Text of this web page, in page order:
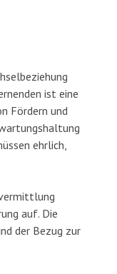
ist eine
Fördern und
ehrlich,
auf. Die
der Bezug zur